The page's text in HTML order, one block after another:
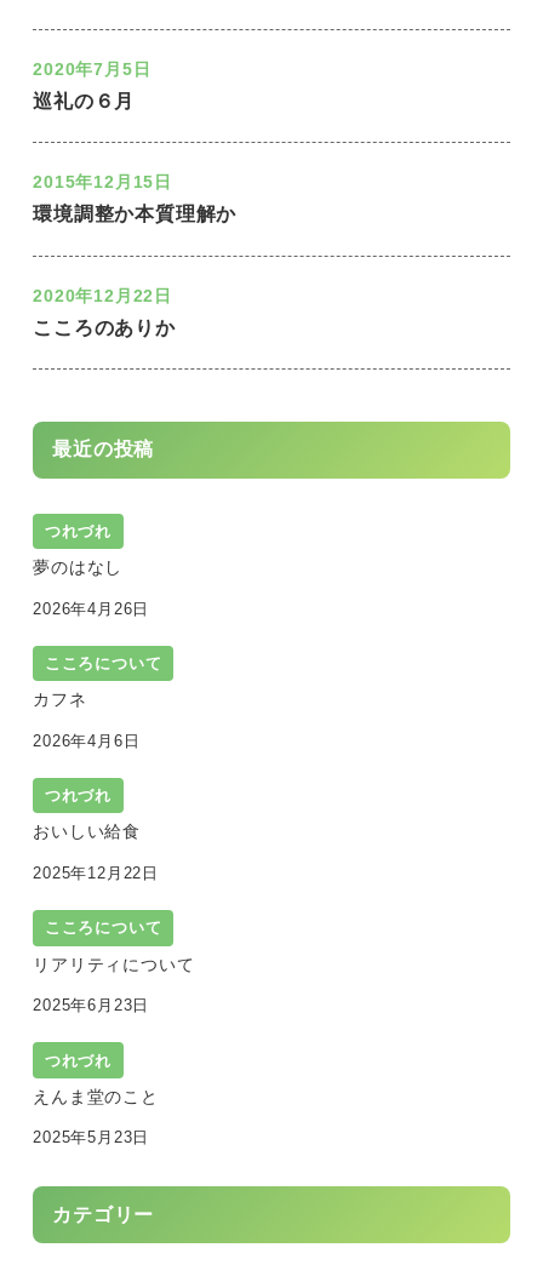
巡礼の６月
2020年7月5日
環境調整か本質理解か
2015年12月15日
こころのありか
2020年12月22日
最近の投稿
つれづれ
夢のはなし
2026年4月26日
こころについて
カフネ
2026年4月6日
つれづれ
おいしい給食
2025年12月22日
こころについて
リアリティについて
2025年6月23日
つれづれ
えんま堂のこと
2025年5月23日
カテゴリー